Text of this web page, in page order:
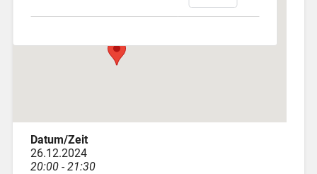
Veranstaltungen
Datum/Zeit
26.12.2024
20:00 - 21:30